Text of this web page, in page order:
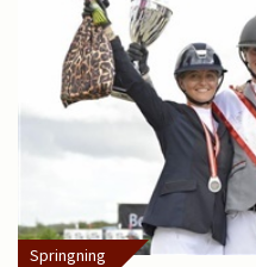
Springning